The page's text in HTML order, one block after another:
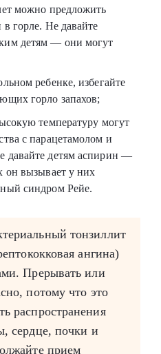
можно предложить
горле. Не давайте
детям — они могут
ребенке, избегайте
горло запахов;
температуру могут
с парацетамолом и
давайте детям аспирин —
он вызывает у них
синдром Рейе.
тонзиллит
ангина)
Прерывать или
потому что это
распространения
сердце, почки и
прием